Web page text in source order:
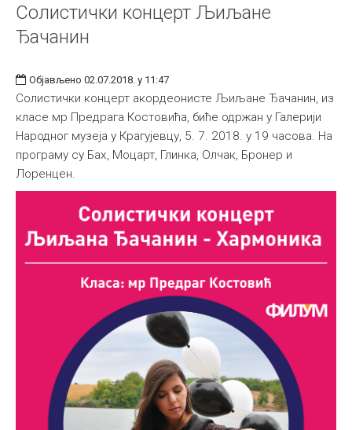
Солистички концерт Љиљане
Ђачанин
Објављено 02.07.2018. у 11:47
Солистички концерт акордеонисте Љиљане Ђачанин, из
класе мр Предрага Костовића, биће одржан у Галерији
Народног музеја у Крагујевцу, 5. 7. 2018. у 19 часова. На
програму су Бах, Моцарт, Глинка, Олчак, Бронер и
Лоренцен.